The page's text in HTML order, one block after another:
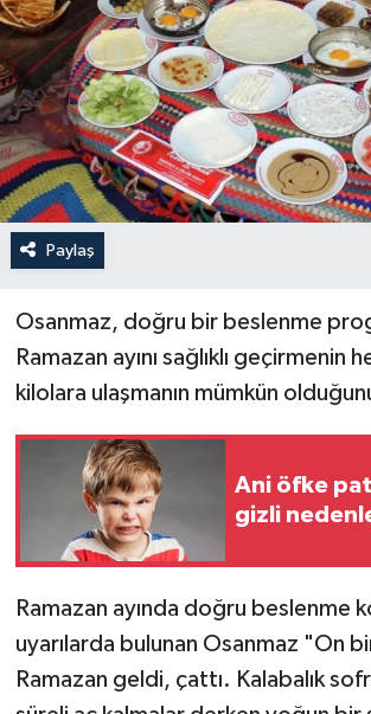
Paylaş
Osanmaz, doğru bir beslenme
Ramazan ayını sağlıklı geçirmenin
kilolara ulaşmanın mümkün
Ani öfke
gizli
Ramazan ayında doğru beslenme
uyarılarda bulunan Osanmaz "On
Ramazan geldi, çattı. Kalabalık
Spor
Teknoloji
Yaşam